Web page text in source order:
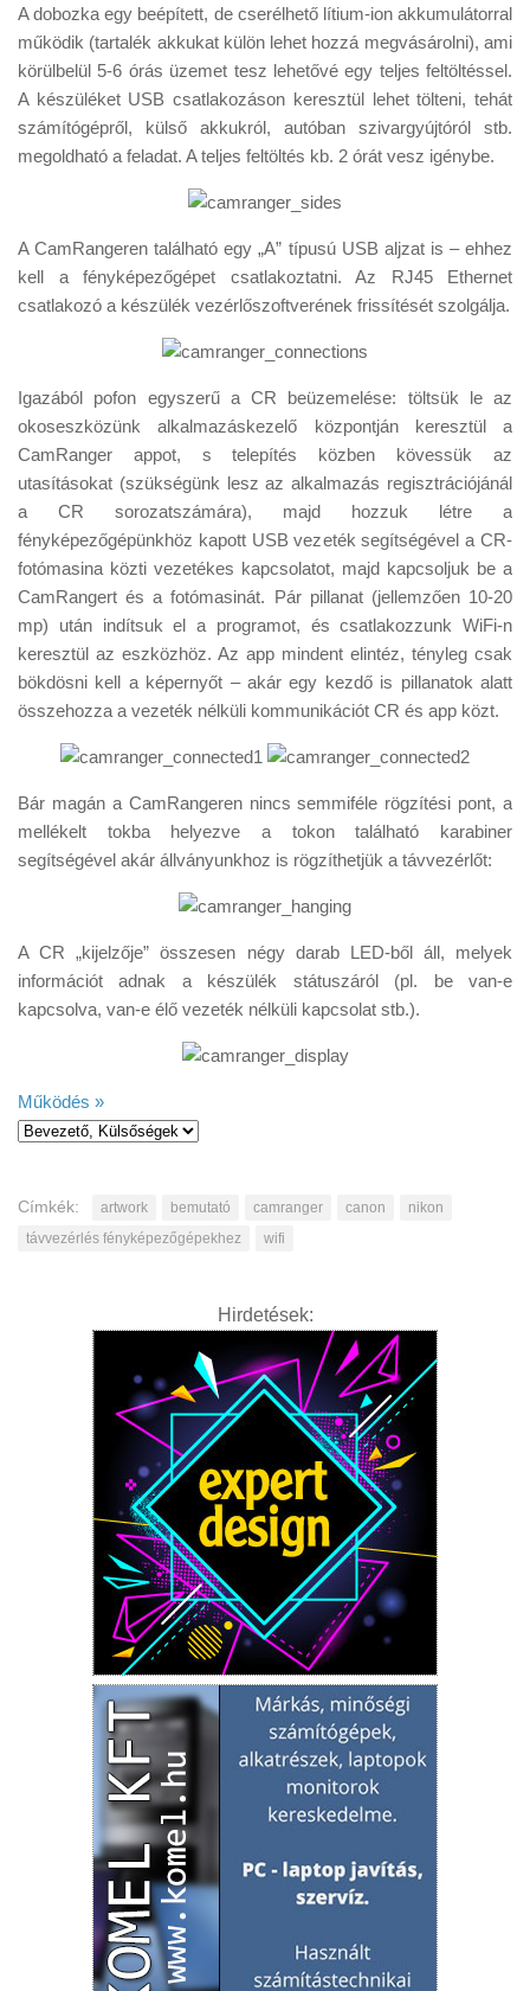
A dobozka egy beépített, de cserélhető lítium-ion akkumulátorral
működik (tartalék akkukat külön lehet hozzá megvásárolni), ami
körülbelül 5-6 órás üzemet tesz lehetővé egy teljes feltöltéssel.
A készüléket USB csatlakozáson keresztül lehet tölteni, tehát
számítógépről, külső akkukról, autóban szivargyújtóról stb.
megoldható a feladat. A teljes feltöltés kb. 2 órát vesz igénybe.
A CamRangeren található egy „A” típusú USB aljzat is – ehhez
kell a fényképezőgépet csatlakoztatni. Az RJ45 Ethernet
csatlakozó a készülék vezérlőszoftverének frissítését szolgálja.
Igazából pofon egyszerű a CR beüzemelése: töltsük le az
okoseszközünk alkalmazáskezelő központján keresztül a
CamRanger appot, s telepítés közben kövessük az
utasításokat (szükségünk lesz az alkalmazás regisztrációjánál
a CR sorozatszámára), majd hozzuk létre a
fényképezőgépünkhöz kapott USB vezeték segítségével a CR-
fotómasina közti vezetékes kapcsolatot, majd kapcsoljuk be a
CamRangert és a fotómasinát. Pár pillanat (jellemzően 10-20
mp) után indítsuk el a programot, és csatlakozzunk WiFi-n
keresztül az eszközhöz. Az app mindent elintéz, tényleg csak
bökdösni kell a képernyőt – akár egy kezdő is pillanatok alatt
összehozza a vezeték nélküli kommunikációt CR és app közt.
Bár magán a CamRangeren nincs semmiféle rögzítési pont, a
mellékelt tokba helyezve a tokon található karabiner
segítségével akár állványunkhoz is rögzíthetjük a távvezérlőt:
A CR „kijelzője” összesen négy darab LED-ből áll, melyek
információt adnak a készülék státuszáról (pl. be van-e
kapcsolva, van-e élő vezeték nélküli kapcsolat stb.).
Működés »
Címkék: artwork bemutató camranger canon
nikon
távvezérlés fényképezőgépekhez
wifi
Hirdetések: